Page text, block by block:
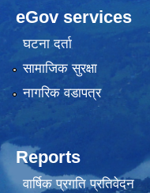
eGov services
घटना दर्ता
सामाजिक सुरक्षा
नागरिक वडापत्र
Reports
वार्षिक प्रगति प्रतिवेदन